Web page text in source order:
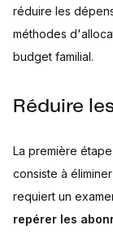
réduire les
méthodes
budget familial.
Réduire
La première
consiste à
requiert un
repérer les